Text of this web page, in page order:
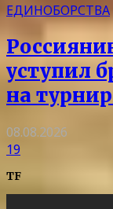
ЕДИНОБОРСТВА
уступил
на
08.08.2026
19
TF